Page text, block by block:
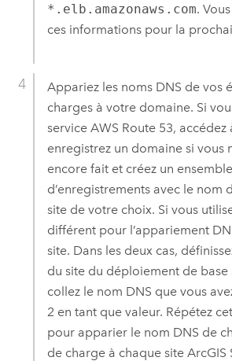
*.elb.amazonaws.com.
ces informations pour la
Appariez les noms DNS de vos
charges à votre domaine. Si
service AWS Route 53, accédez
enregistrez un domaine si vous
encore fait et créez un ensemble
d’enregistrements avec le nom
site de votre choix. Si vous
différent pour l’appariement
site. Dans les deux cas,
du site du déploiement de base
collez le nom DNS que vous
2 en tant que valeur. Répétez
pour apparier le nom DNS de
de charge à chaque site ArcGIS